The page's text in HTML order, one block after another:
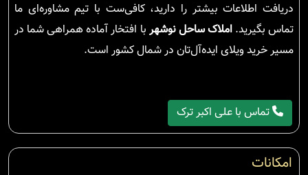
دریافت اطلاعات بیشتر را دارید، کافی‌ست با تیم مشاوره‌ای ما
تماس بگیرید.املاک ساحل نوشهر با افتخار آماده همراهی شما در
مسیر خرید ویلای ایده‌آل‌تان در شمال کشور است.
تماس با علی اکبر ترک
امکانات